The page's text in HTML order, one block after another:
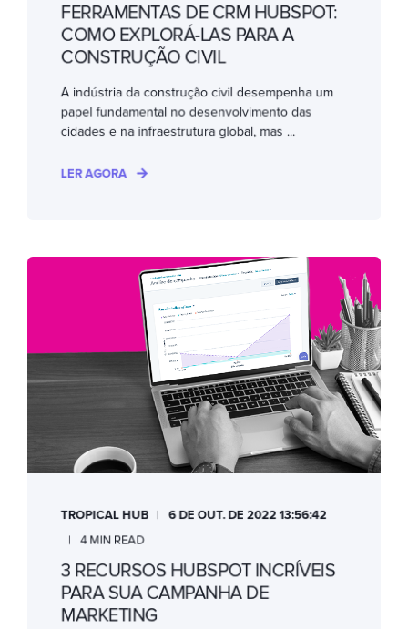
FERRAMENTAS DE CRM HUBSPOT:
COMO EXPLORÁ-LAS PARA A
CONSTRUÇÃO CIVIL
A indústria da construção civil desempenha um
papel fundamental no desenvolvimento das
cidades e na infraestrutura global, mas ...
LER AGORA
TROPICAL HUB
6 DE OUT. DE 2022 13:56:42
4 MIN READ
3 RECURSOS HUBSPOT INCRÍVEIS
PARA SUA CAMPANHA DE
MARKETING